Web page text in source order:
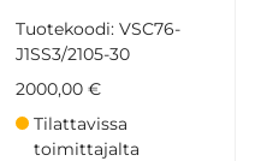
Tuotekoodi: VSC76-
J1SS3/2105-30
2000,00 €
Tilattavissa
toimittajalta